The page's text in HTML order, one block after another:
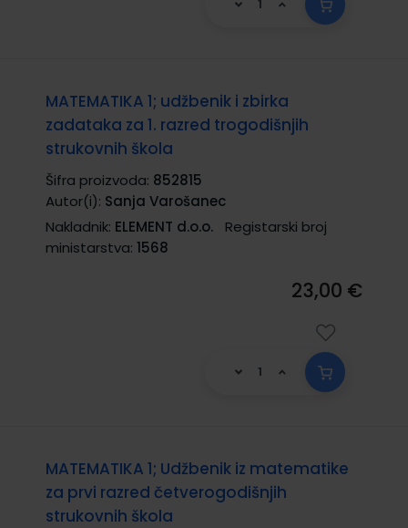
MATEMATIKA 1; udžbenik i zbirka
zadataka za 1. razred trogodišnjih
strukovnih škola
Šifra proizvoda: 852815
Autor(i): Sanja Varošanec
Nakladnik: ELEMENT d.o.o.
Registarski broj
ministarstva: 1568
23,00 €
MATEMATIKA 1; Udžbenik iz matematike
za prvi razred četverogodišnjih
strukovnih škola